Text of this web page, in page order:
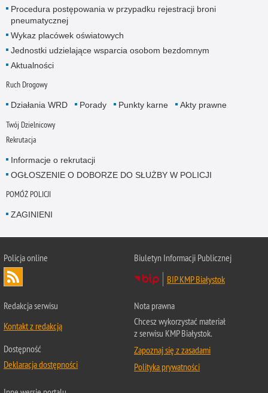
Procedura postępowania w przypadku rejestracji broni
pneumatycznej
Wykaz placówek oświatowych
Jednostki udzielające wsparcia osobom bezdomnym
Aktualności
Ruch Drogowy
Działania WRD Porady Punkty karne Akty prawne
Twój Dzielnicowy
Rekrutacja
Informacje o rekrutacji
OGŁOSZENIE O DOBORZE DO SŁUŻBY W POLICJI
POMÓŻ POLICJI
ZAGINIENI
Policja online
Biuletyn Informacji Publicznej
BIP KMP Białystok
Redakcja serwisu
Kontakt z redakcją
Dostępność
Deklaracja dostępności
Nota prawna
Chcesz wykorzystać materiał
z serwisu KMP Białystok.
Zapoznaj się z zasadami
Polityka prywatności